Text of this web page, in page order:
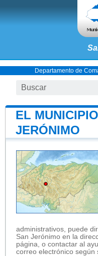
Departamento de
EL
JERÓNIMO
administrativos, puede
San Jerónimo en la
página, o contactar al
correo electrónico según